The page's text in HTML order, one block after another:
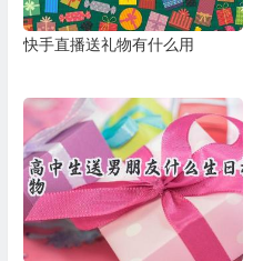
快手直播送礼物有什么用